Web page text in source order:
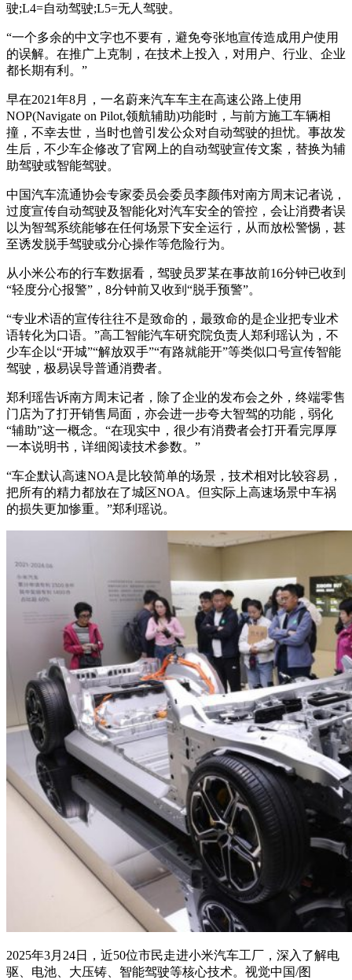
驶;L4=自动驾驶;L5=无人驾驶。
“一个多余的中文字也不要有，避免夸张地宣传造成用户使用
的误解。在推广上克制，在技术上投入，对用户、行业、企业
都长期有利。”
早在2021年8月，一名蔚来汽车车主在高速公路上使用
NOP(Navigate on Pilot,领航辅助)功能时，与前方施工车辆相
撞，不幸去世，当时也曾引发公众对自动驾驶的担忧。事故发
生后，不少车企修改了官网上的自动驾驶宣传文案，替换为辅
助驾驶或智能驾驶。
中国汽车流通协会专家委员会委员李颜伟对南方周末记者说，
过度宣传自动驾驶及智能化对汽车安全的管控，会让消费者误
以为智驾系统能够在任何场景下安全运行，从而放松警惕，甚
至诱发脱手驾驶或分心操作等危险行为。
从小米公布的行车数据看，驾驶员罗某在事故前16分钟已收到
“轻度分心报警”，8分钟前又收到“脱手预警”。
“专业术语的宣传往往不是致命的，最致命的是企业把专业术
语转化为口语。”高工智能汽车研究院负责人郑利瑶认为，不
少车企以“开城”“解放双手”“有路就能开”等类似口号宣传智能
驾驶，极易误导普通消费者。
郑利瑶告诉南方周末记者，除了企业的发布会之外，终端零售
门店为了打开销售局面，亦会进一步夸大智驾的功能，弱化
“辅助”这一概念。“在现实中，很少有消费者会打开看完厚厚
一本说明书，详细阅读技术参数。”
“车企默认高速NOA是比较简单的场景，技术相对比较容易，
把所有的精力都放在了城区NOA。但实际上高速场景中车祸
的损失更加惨重。”郑利瑶说。
2025年3月24日，近50位市民走进小米汽车工厂，深入了解电
驱、电池、大压铸、智能驾驶等核心技术。视觉中国/图